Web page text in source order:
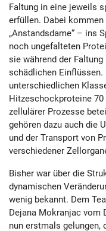
Faltung in eine jeweils
erfüllen. Dabei
„Anstandsdame“ – ins
noch ungefalteten
sie während der
schädlichen
unterschiedlichen
Hitzeschockproteine 70
zellulärer Prozesse
gehören dazu auch die
und der Transport von
verschiedener
Bisher war über die
dynamischen
wenig bekannt. Dem
Dejana Mokranjac vom
nun erstmals gelungen,